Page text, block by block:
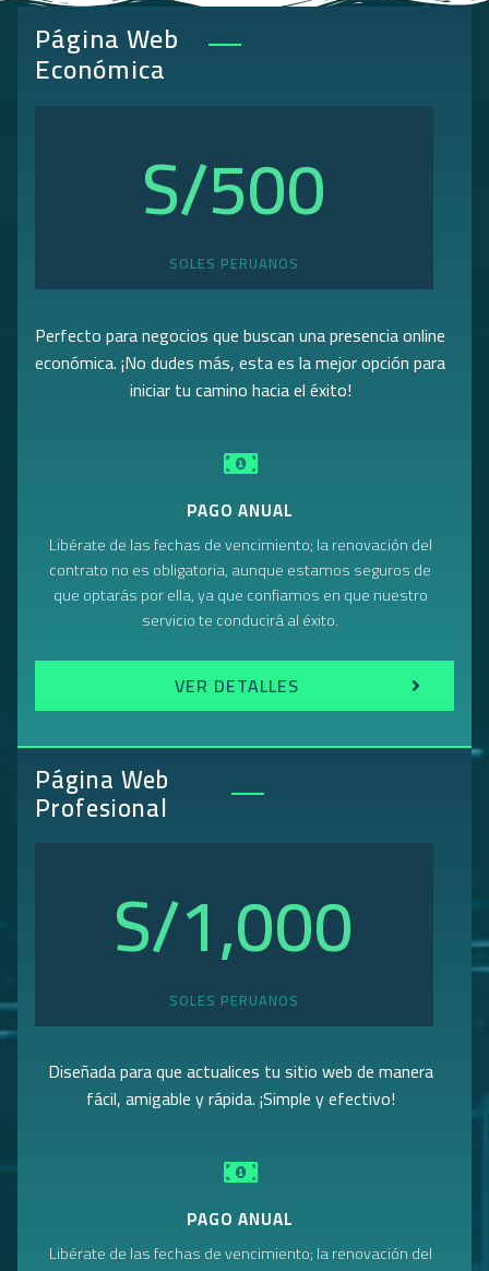
Página Web
Económica
S/500
SOLES PERUANOS
Perfecto para negocios que buscan una presencia online
económica. ¡No dudes más, esta es la mejor opción para
iniciar tu camino hacia el éxito!
PAGO ANUAL
Libérate de las fechas de vencimiento; la renovación del
contrato no es obligatoria, aunque estamos seguros de
que optarás por ella, ya que confiamos en que nuestro
servicio te conducirá al éxito.
VER DETALLES
Página Web
Profesional
S/1,000
SOLES PERUANOS
Diseñada para que actualices tu sitio web de manera
fácil, amigable y rápida. ¡Simple y efectivo!
PAGO ANUAL
Libérate de las fechas de vencimiento; la renovación del